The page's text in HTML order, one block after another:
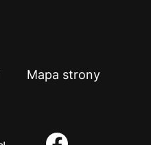
Mapa strony